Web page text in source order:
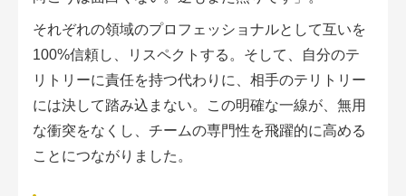
それぞれの領域のプロフェッショナルとして互いを
100%信頼し、リスペクトする。そして、自分のテ
リトリーに責任を持つ代わりに、相手のテリトリー
には決して踏み込まない。この明確な一線が、無用
な衝突をなくし、チームの専門性を飛躍的に高める
ことにつながりました。